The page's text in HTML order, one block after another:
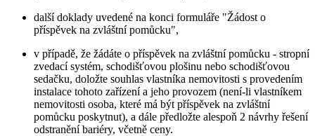
další doklady uvedené na konci formuláře "Žádost o
příspěvek na zvláštní pomůcku",
v případě, že žádáte o příspěvek na zvláštní pomůcku - stropní
zvedací systém, schodišťovou plošinu nebo schodišťovou
sedačku, doložte souhlas vlastníka nemovitosti s provedením
instalace tohoto zařízení a jeho provozem (není-li vlastníkem
nemovitosti osoba, které má být příspěvek na zvláštní
pomůcku poskytnut), a dále předložte alespoň 2 návrhy řešení
odstranění bariéry, včetně ceny.